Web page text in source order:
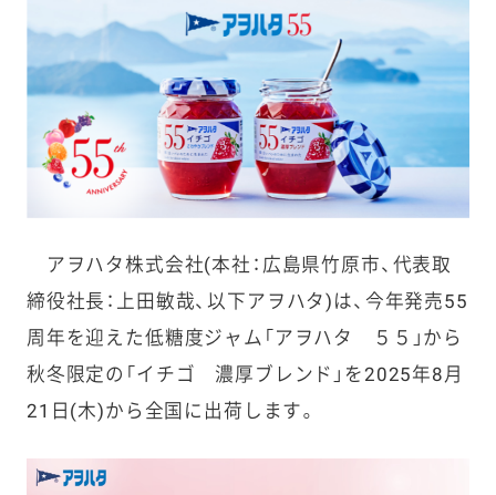
アヲハタ株式会社(本社：広島県竹原市、代表取
締役社長：上田敏哉、以下アヲハタ)は、今年発売55
周年を迎えた低糖度ジャム「アヲハタ ５５」から
秋冬限定の「イチゴ 濃厚ブレンド」を2025年8月
21日(木)から全国に出荷します。